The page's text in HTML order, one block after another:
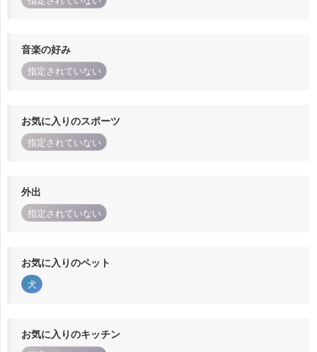
音楽の好み
指定されていない
お気に入りのスポーツ
指定されていない
外出
指定されていない
お気に入りのペット
犬
お気に入りのキッチン